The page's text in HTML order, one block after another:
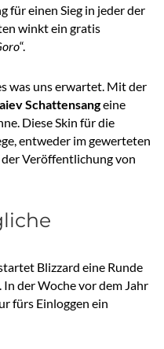
für einen Sieg in jeder der
winkt ein gratis
“.
was uns erwartet. Mit der
Schattensangeine
Diese Skin für die
entweder im gewerteten
Veröffentlichung von
Blizzard eine Runde
der Woche vor dem Jahr
fürs Einloggen ein